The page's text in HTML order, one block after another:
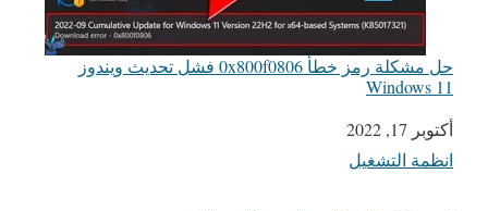
حل مشكلة رمز خطأ 0x800f0806 فشل تحديث ويندوز
Windows 11
التاريخ
أكتوبر 17, 2022
في ما يتعلق بما يأتي
انظمة التشغيل